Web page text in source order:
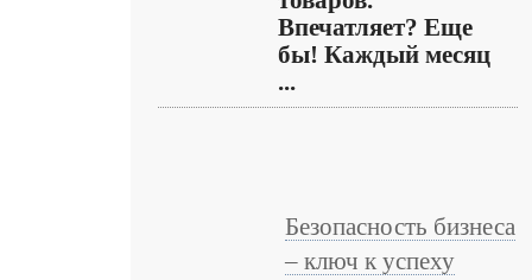
Впечатляет? Еще
бы! Каждый месяц
...
Безопасность бизнеса
– ключ к успеху